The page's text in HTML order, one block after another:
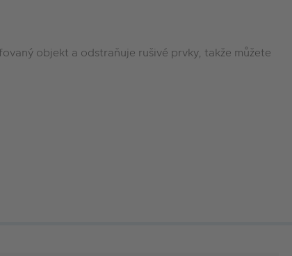
objekt a odstraňuje rušivé prvky, takže můžete